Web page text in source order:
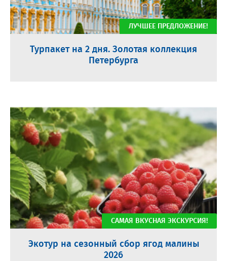
Турпакет на 2 дня. Золотая коллекция
Петербурга
ЛУЧШЕЕ ПРЕДЛОЖЕНИЕ!
Экотур на сезонный сбор ягод малины
2026
САМАЯ ВКУСНАЯ ЭКСКУРСИЯ!